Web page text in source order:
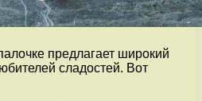
предлагает широкий
сладостей. Вот